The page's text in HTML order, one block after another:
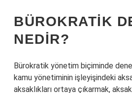
BÜROKRATIK
NEDIR?
Bürokratik yönetim biçiminde
kamu yönetiminin işleyişindeki
aksaklıkları ortaya çıkarmak,